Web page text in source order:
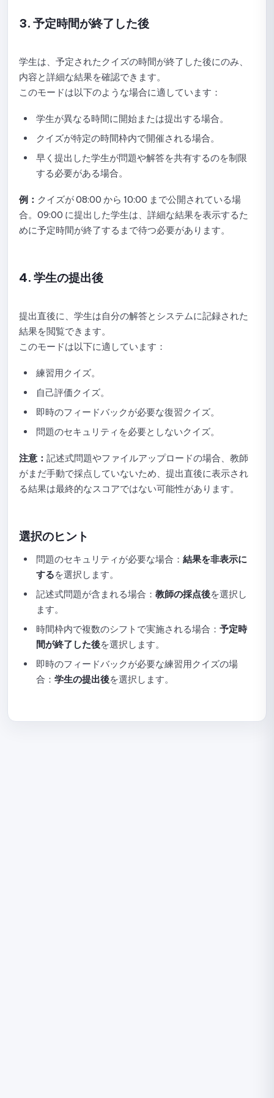
ライブラリ内の問題を編集または削除するためのガイド
カテゴリと問題グループの管理ガイド
NineQuizでのクラスとグループの管理方法
クラスへの招待と参加承認
クラスから学生を検索して削除する
NineQuizでアクセス権限を管理する方法
管理者権限の追加と変更
3. 予定時間が終了した後
学生は、予定されたクイズの時間が終了した後にのみ、
内容と詳細な結果を確認できます。
このモードは以下のような場合に適しています：
学生が異なる時間に開始または提出する場合。
クイズが特定の時間枠内で開催される場合。
早く提出した学生が問題や解答を共有するのを制限
する必要がある場合。
例： クイズが 08:00 から 10:00 まで公開されている場
合。09:00 に提出した学生は、詳細な結果を表示するた
めに予定時間が終了するまで待つ必要があります。
4. 学生の提出後
提出直後に、学生は自分の解答とシステムに記録された
結果を閲覧できます。
このモードは以下に適しています：
練習用クイズ。
自己評価クイズ。
即時のフィードバックが必要な復習クイズ。
問題のセキュリティを必要としないクイズ。
注意： 記述式問題やファイルアップロードの場合、教師
がまだ手動で採点していないため、提出直後に表示され
る結果は最終的なスコアではない可能性があります。
選択のヒント
問題のセキュリティが必要な場合： 結果を非表示に
するを選択します。
記述式問題が含まれる場合： 教師の採点後を選択し
ます。
時間枠内で複数のシフトで実施される場合： 予定時
間が終了した後を選択します。
即時のフィードバックが必要な練習用クイズの場
合： 学生の提出後を選択します。